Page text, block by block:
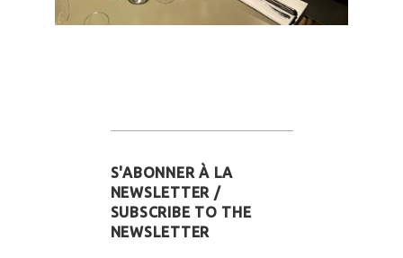
S'ABONNER À LA
NEWSLETTER /
SUBSCRIBE TO THE
NEWSLETTER